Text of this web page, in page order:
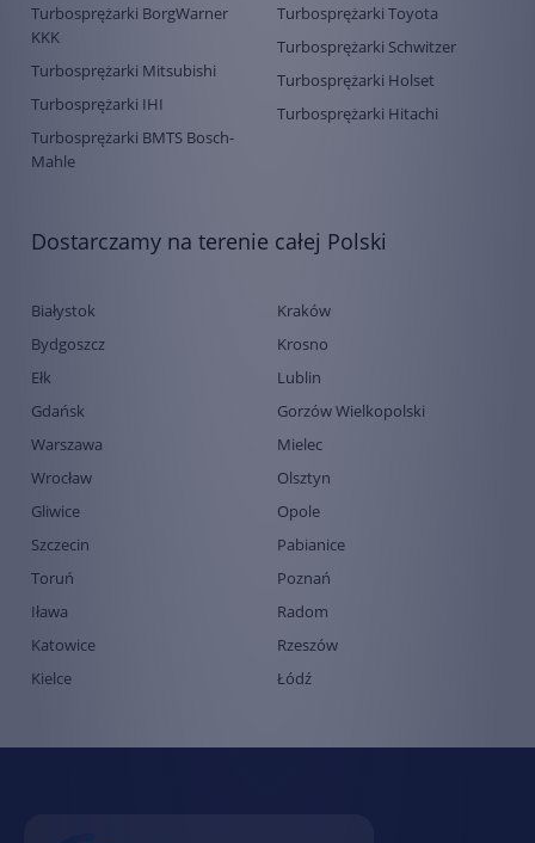
Turbosprężarki BorgWarner
KKK
Turbosprężarki Mitsubishi
Turbosprężarki IHI
Turbosprężarki BMTS Bosch-
Mahle
Turbosprężarki Toyota
Turbosprężarki Schwitzer
Turbosprężarki Holset
Turbosprężarki Hitachi
Dostarczamy na terenie całej Polski
Białystok
Bydgoszcz
Ełk
Gdańsk
Warszawa
Wrocław
Gliwice
Szczecin
Toruń
Iława
Katowice
Kielce
Kraków
Krosno
Lublin
Gorzów Wielkopolski
Mielec
Olsztyn
Opole
Pabianice
Poznań
Radom
Rzeszów
Łódź